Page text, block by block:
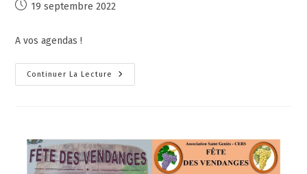
19 septembre 2022
A vos agendas !
Continuer La Lecture